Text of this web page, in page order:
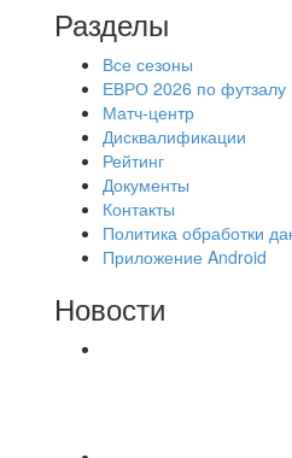
Разделы
Все сезоны
ЕВРО 2026 по футзалу
Матч-центр
Дисквалификации
Рейтинг
Документы
Контакты
Политика обработки
Приложение Android
Новости